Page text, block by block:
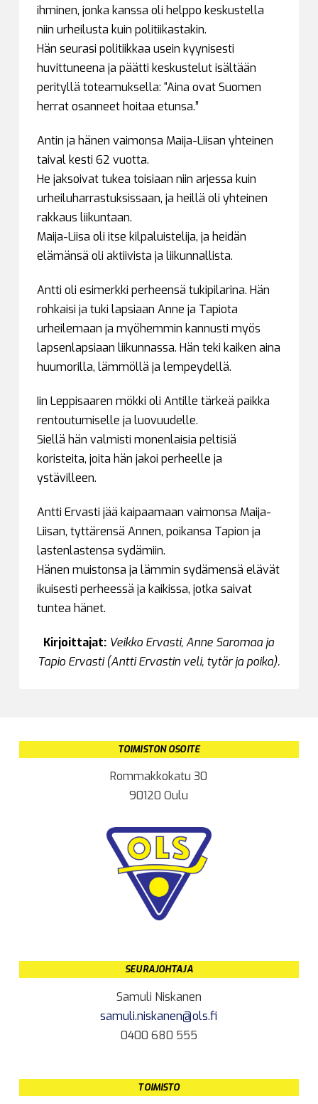
ihminen, jonka kanssa oli helppo keskustella
niin urheilusta kuin politiikastakin.
Hän seurasi politiikkaa usein kyynisesti
huvittuneena ja päätti keskustelut isältään
perityllä toteamuksella: “Aina ovat Suomen
herrat osanneet hoitaa etunsa.”
Antin ja hänen vaimonsa Maija-Liisan yhteinen
taival kesti 62 vuotta.
He jaksoivat tukea toisiaan niin arjessa kuin
urheiluharrastuksissaan, ja heillä oli yhteinen
rakkaus liikuntaan.
Maija-Liisa oli itse kilpaluistelija, ja heidän
elämänsä oli aktiivista ja liikunnallista.
Antti oli esimerkki perheensä tukipilarina. Hän
rohkaisi ja tuki lapsiaan Anne ja Tapiota
urheilemaan ja myöhemmin kannusti myös
lapsenlapsiaan liikunnassa. Hän teki kaiken aina
huumorilla, lämmöllä ja lempeydellä.
Iin Leppisaaren mökki oli Antille tärkeä paikka
rentoutumiselle ja luovuudelle.
Siellä hän valmisti monenlaisia peltisiä
koristeita, joita hän jakoi perheelle ja
ystävilleen.
Antti Ervasti jää kaipaamaan vaimonsa Maija-
Liisan, tyttärensä Annen, poikansa Tapion ja
lastenlastensa sydämiin.
Hänen muistonsa ja lämmin sydämensä elävät
ikuisesti perheessä ja kaikissa, jotka saivat
tuntea hänet.
Kirjoittajat: Veikko Ervasti, Anne Saromaa ja
Tapio Ervasti (Antti Ervastin veli, tytär ja poika).
TOIMISTON OSOITE
Rommakkokatu 30
90120 Oulu
SEURAJOHTAJA
Samuli Niskanen
samuli.niskanen@ols.fi
0400 680 555
TOIMISTO